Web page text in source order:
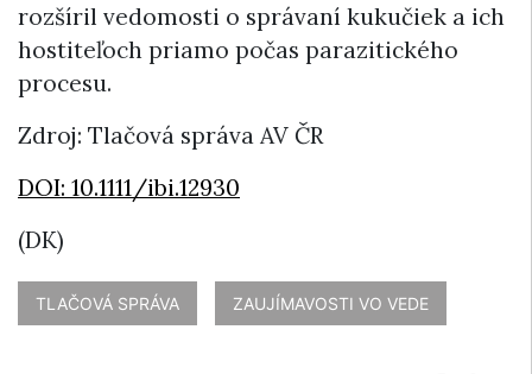
rozšíril vedomosti o správaní kukučiek a ich
hostiteľoch priamo počas parazitického
procesu.
Zdroj: Tlačová správa AV ČR
DOI: 10.1111/ibi.12930
(DK)
TLAČOVÁ SPRÁVA ZAUJÍMAVOSTI VO VEDE